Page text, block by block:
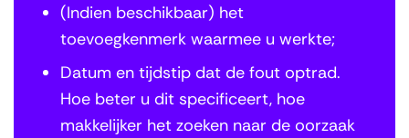
(Indien beschikbaar) het
toevoegkenmerk waarmee u werkte;
Datum en tijdstip dat de fout optrad.
Hoe beter u dit specificeert, hoe
makkelijker het zoeken naar de oorzaak